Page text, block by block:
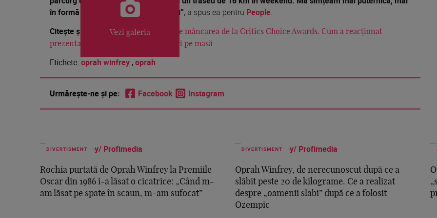
în formă și mai vie decât în ultimii ani”, a spus ea pentru People.
Citește și:
Oprah Winfrey, revoltată de mâncarea de la Critics Choice Awards. Cum a reacționat
prezentatoarea când a văzut mezeluri pe masă
Vezi galeria
Etichete: oprah winfrey ,oprah
Urmărește-ne și pe: Facebook Instagram
DIVERTISMENT
Rochia purtată de Oprah Winfrey la Premiile
Oscar din 1986 i-a lăsat o cicatrice: „Când m-
am lăsat pe spate în scaun, m-am sufocat”
DIVERTISMENT
Oprah Winfrey, de nerecunoscut după ce a
slăbit peste 20 de kilograme. Ce a realizat
despre „oamenii slabi” după ce a folosit
Ozempic